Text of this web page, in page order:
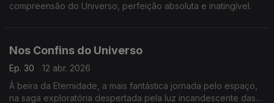
compreensão do Universo, perfeição absoluta e inatingível.
Nos Confins do Universo
Ep. 30
12 abr. 2026
À beira da Eternidade, a mais fantástica jornada pelo espaço,
na saga exploratória despertada pela luz incandescente das